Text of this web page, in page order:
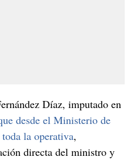
Díaz, imputado en
desde el Ministerio de
la operativa,
directa del ministro y